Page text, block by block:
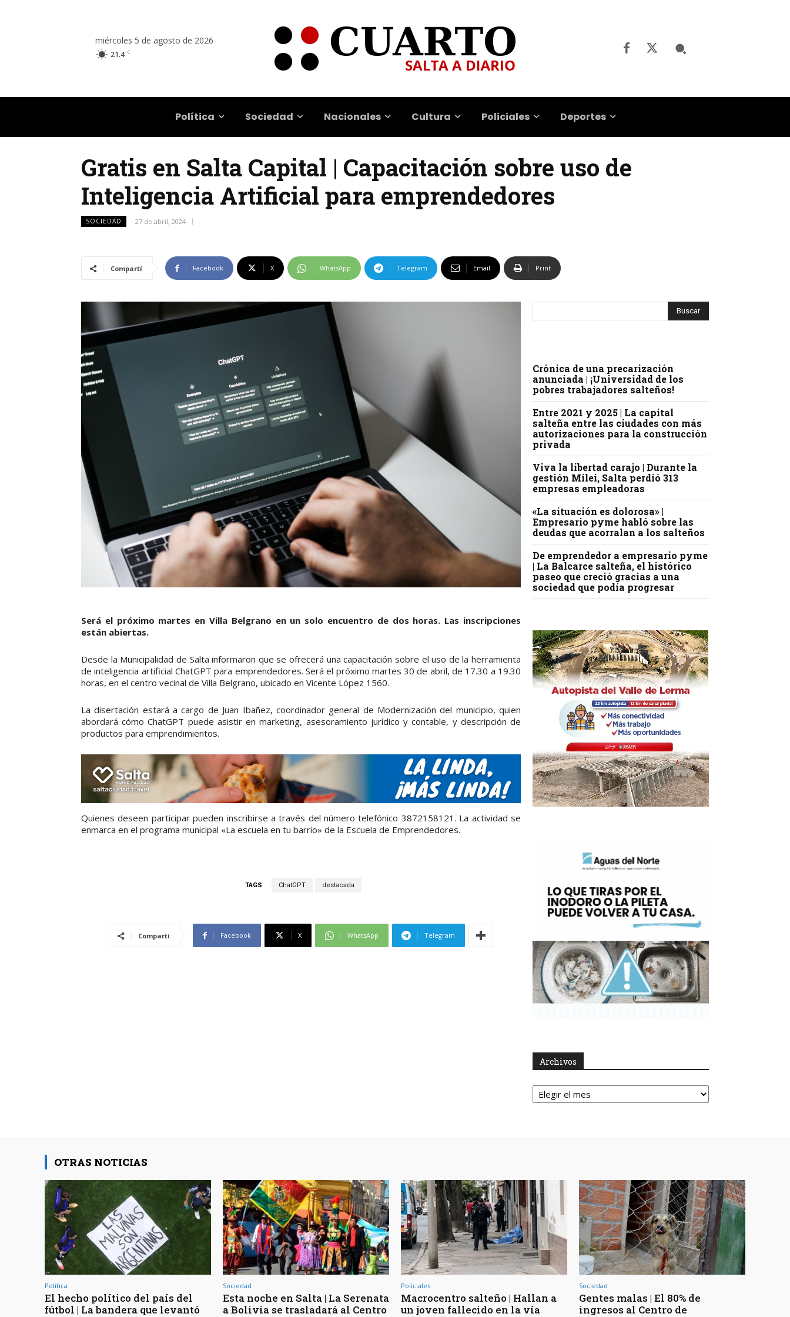
miércoles 5 de agosto de 2026
21.4 C
Política Sociedad Nacionales Cultura Policiales Deportes
Gratis en Salta Capital | Capacitación sobre uso de
Inteligencia Artificial para emprendedores
SOCIEDAD 27 de abril, 2024
Compartí Facebook X WhatsApp Telegram Email Print
Será el próximo martes en Villa Belgrano en un solo encuentro de dos horas. Las inscripciones
están abiertas.
Desde la Municipalidad de Salta informaron que se ofrecerá una capacitación sobre el uso de la herramienta
de inteligencia artificial ChatGPT para emprendedores. Será el próximo martes 30 de abril, de 17.30 a 19.30
horas, en el centro vecinal de Villa Belgrano, ubicado en Vicente López 1560.
La disertación estará a cargo de Juan Ibañez, coordinador general de Modernización del municipio, quien
abordará cómo ChatGPT puede asistir en marketing, asesoramiento jurídico y contable, y descripción de
productos para emprendimientos.
Quienes deseen participar pueden inscribirse a través del número telefónico 3872158121. La actividad se
enmarca en el programa municipal «La escuela en tu barrio» de la Escuela de Emprendedores.
TAGS ChatGPT destacada
Compartí Facebook X WhatsApp Telegram
Crónica de una precarización
anunciada | ¡Universidad de los
pobres trabajadores salteños!
Entre 2021 y 2025 | La capital
salteña entre las ciudades con más
autorizaciones para la construcción
privada
Viva la libertad carajo | Durante la
gestión Milei, Salta perdió 313
empresas empleadoras
«La situación es dolorosa» |
Empresario pyme habló sobre las
deudas que acorralan a los salteños
De emprendedor a empresario pyme
| La Balcarce salteña, el histórico
paseo que creció gracias a una
sociedad que podía progresar
Archivos
Archivos
OTRAS NOTICIAS
Política
El hecho político del país del
fútbol | La bandera que levantó
Sociedad
Esta noche en Salta | La Serenata
a Bolivia se trasladará al Centro
Policiales
Macrocentro salteño | Hallan a
un joven fallecido en la vía
Sociedad
Gentes malas | El 80% de
ingresos al Centro de